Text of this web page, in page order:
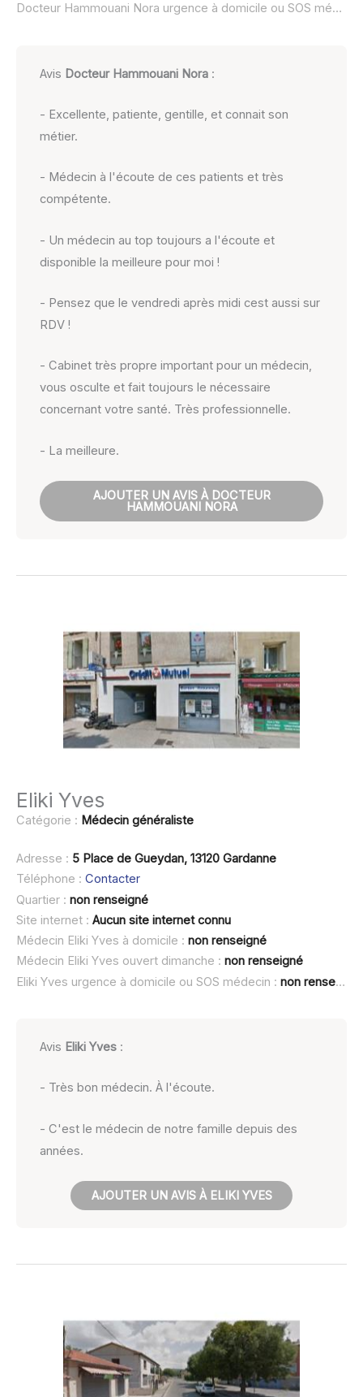
Docteur Hammouani Nora urgence à domicile ou SOS médecin :
Avis Docteur Hammouani Nora :
- Excellente, patiente, gentille, et connait son
métier.
- Médecin à l'écoute de ces patients et très
compétente.
- Un médecin au top toujours a l'écoute et
disponible la meilleure pour moi !
- Pensez que le vendredi après midi cest aussi sur
RDV !
- Cabinet très propre important pour un médecin,
vous osculte et fait toujours le nécessaire
concernant votre santé. Très professionnelle.
- La meilleure.
AJOUTER UN AVIS À DOCTEUR
HAMMOUANI NORA
Eliki Yves
Catégorie : Médecin généraliste
Adresse : 5 Place de Gueydan, 13120 Gardanne
Téléphone : Contacter
Quartier : non renseigné
Site internet : Aucun site internet connu
Médecin Eliki Yves à domicile : non renseigné
Médecin Eliki Yves ouvert dimanche : non renseigné
Eliki Yves urgence à domicile ou SOS médecin : non renseigné
Avis Eliki Yves :
- Très bon médecin. À l'écoute.
- C'est le médecin de notre famille depuis des
années.
AJOUTER UN AVIS À ELIKI YVES